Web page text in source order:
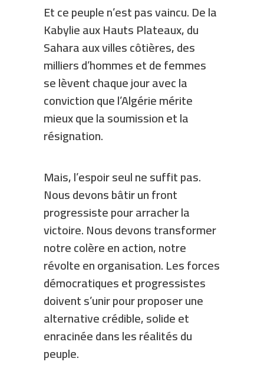
Et ce peuple n’est pas vaincu. De la
Kabylie aux Hauts Plateaux, du
Sahara aux villes côtières, des
milliers d’hommes et de femmes
se lèvent chaque jour avec la
conviction que l’Algérie mérite
mieux que la soumission et la
résignation.
Mais, l’espoir seul ne suffit pas.
Nous devons bâtir un front
progressiste pour arracher la
victoire. Nous devons transformer
notre colère en action, notre
révolte en organisation. Les forces
démocratiques et progressistes
doivent s’unir pour proposer une
alternative crédible, solide et
enracinée dans les réalités du
peuple.